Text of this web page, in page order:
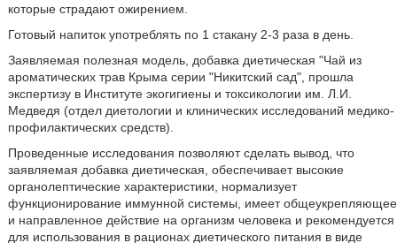
которые страдают ожирением.
Готовый напиток употреблять по 1 стакану 2-3 раза в день.
Заявляемая полезная модель, добавка диетическая "Чай из
ароматических трав Крыма серии "Никитский сад", прошла
экспертизу в Институте экогигиены и токсикологии им. Л.И.
Медведя (отдел диетологии и клинических исследований медико-
профилактических средств).
Проведенные исследования позволяют сделать вывод, что
заявляемая добавка диетическая, обеспечивает высокие
органолептические характеристики, нормализует
функционирование иммунной системы, имеет общеукрепляющее
и направленное действие на организм человека и рекомендуется
для использования в рационах диетического питания в виде